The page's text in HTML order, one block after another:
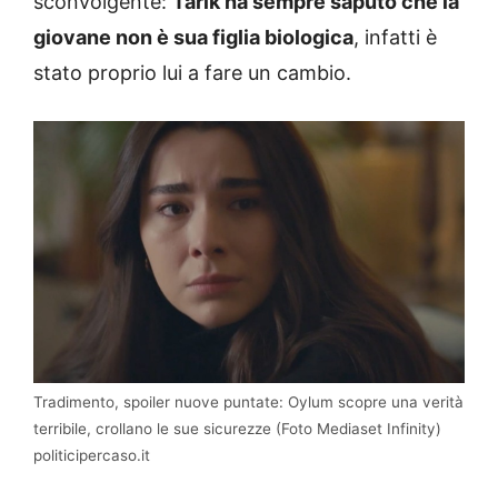
giovane non è sua figlia biologica, infatti è
stato proprio lui a fare un cambio.
Tradimento, spoiler nuove puntate: Oylum scopre una verità
terribile, crollano le sue sicurezze (Foto Mediaset Infinity)
politicipercaso.it